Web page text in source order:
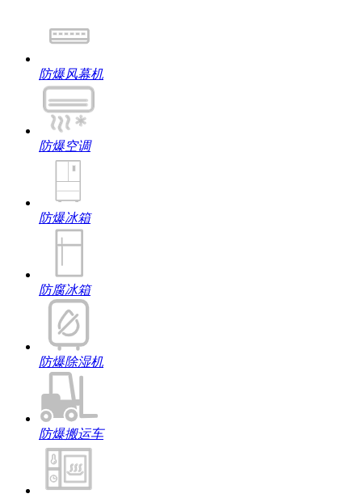
防爆风幕机
防爆空调
防爆冰箱
防腐冰箱
防爆除湿机
防爆搬运车